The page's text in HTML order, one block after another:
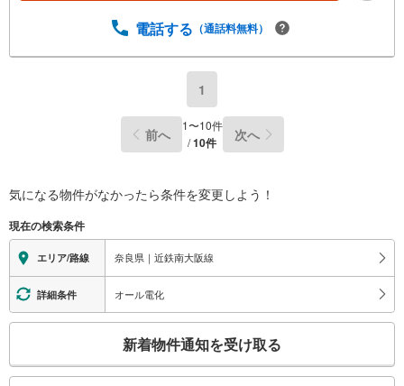
産/物件ご成約キャンペーン】の対象になります。「資料を
ずYahoo！ JAPAN IDでログインのうえお問い合わせくださ
電話する （通話料無料）
1
前へ 1〜10件
/10件 次へ
気になる物件がなかったら条件を変更しよう！
現在の検索条件
エリア/路線 奈良県｜近鉄南大阪線
詳細条件 オール電化
検
新着物件通知を受け取る